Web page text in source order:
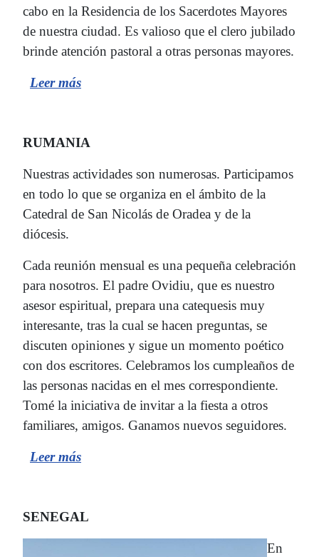
cabo en la Residencia de los Sacerdotes Mayores
de nuestra ciudad. Es valioso que el clero jubilado
brinde atención pastoral a otras personas mayores.
Leermás
RUMANIA
Nuestras actividades son numerosas. Participamos
en todo lo que se organiza en el ámbito de la
Catedral de San Nicolás de Oradea y de la
diócesis.
Cada reunión mensual es una pequeña celebración
para nosotros. El padre Ovidiu, que es nuestro
asesor espiritual, prepara una catequesis muy
interesante, tras la cual se hacen preguntas, se
discuten opiniones y sigue un momento poético
con dos escritores. Celebramos los cumpleaños de
las personas nacidas en el mes correspondiente.
Tomé la iniciativa de invitar a la fiesta a otros
familiares, amigos. Ganamos nuevos seguidores.
Leermás
SENEGAL
En